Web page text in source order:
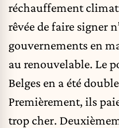
réchauffement
rêvée de faire signer
gouvernements en
au renouvelable. Le
Belges en a été
Premièrement, ils
trop cher.